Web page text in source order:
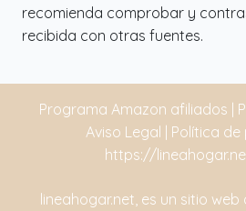
recomienda comprobar y
recibida con otras fuentes.
Programa Amazon afiliados |
Aviso Legal | Política
https://
lineahogar.net, es un sitio